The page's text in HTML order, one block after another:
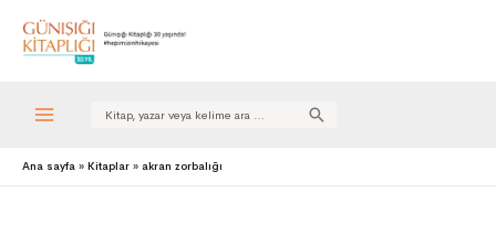
Search
Ana sayfa Kitaplar akran zorbalığı